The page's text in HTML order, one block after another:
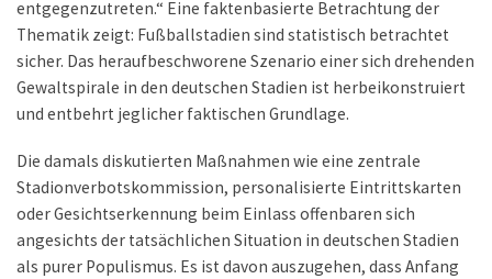
entgegenzutreten.“ Eine faktenbasierte Betrachtung der
Thematik zeigt: Fußballstadien sind statistisch betrachtet
sicher. Das heraufbeschworene Szenario einer sich drehenden
Gewaltspirale in den deutschen Stadien ist herbeikonstruiert
und entbehrt jeglicher faktischen Grundlage.
Die damals diskutierten Maßnahmen wie eine zentrale
Stadionverbotskommission, personalisierte Eintrittskarten
oder Gesichtserkennung beim Einlass offenbaren sich
angesichts der tatsächlichen Situation in deutschen Stadien
als purer Populismus. Es ist davon auszugehen, dass Anfang